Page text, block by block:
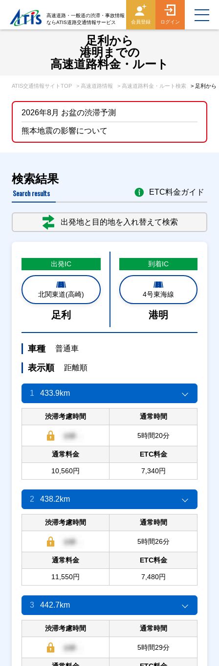
高速道路・一般道の渋滞・事故情報
ならATIS道路交通情報サービス
会員登録 ログイン
足利から
港明までの
高速道路料金・ルート
ATIS交通情報サイトTOP > 高速道路情報 > 高速道路料金・ルート検索 > 足利から
2026年8月 お盆の渋滞予測
熊本地震の影響について
検索結果
Search results
出発地と目的地を入れ替えて検索
ETC料金ガイド
出発IC
北関東道(高崎)
足利
到着IC
4号東海線
港明
車種 普通車
表示順 距離順
1 433.9km
渋滞考慮時間 通常時間
5時間20分
通常料金
10,560円
ETC料金
7,340円
2 438.2km
渋滞考慮時間 通常時間
5時間26分
通常料金
11,550円
ETC料金
7,480円
3 442.7km
渋滞考慮時間 通常時間
5時間29分